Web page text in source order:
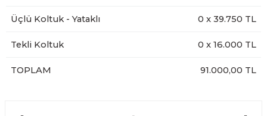
Üçlü Koltuk - Yataklı 0 x 39.750 TL
Tekli Koltuk 0 x 16.000 TL
TOPLAM 91.000,00 TL